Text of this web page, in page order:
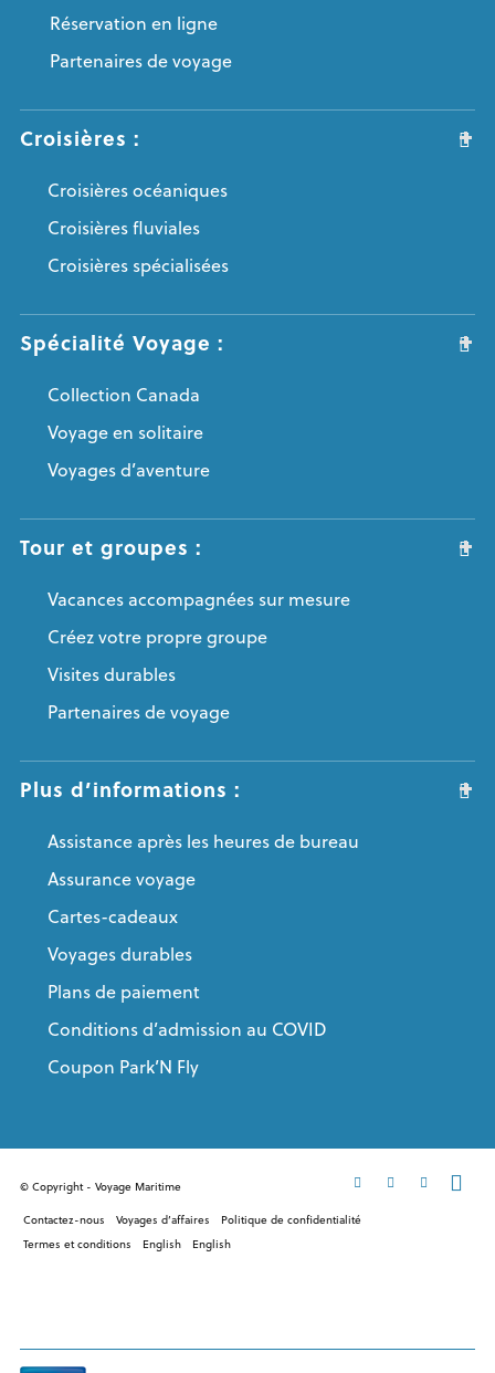
Réservation en ligne
Partenaires de voyage
Croisières :
Croisières océaniques
Croisières fluviales
Croisières spécialisées
Spécialité Voyage :
Collection Canada
Voyage en solitaire
Voyages d’aventure
Tour et groupes :
Vacances accompagnées sur mesure
Créez votre propre groupe
Visites durables
Partenaires de voyage
Plus d’informations :
Assistance après les heures de bureau
Assurance voyage
Cartes-cadeaux
Voyages durables
Plans de paiement
Conditions d’admission au COVID
Coupon Park’N Fly
© Copyright - Voyage Maritime
Contactez-nous Voyages d’affaires
Politique de confidentialité
Termes et conditions
English English